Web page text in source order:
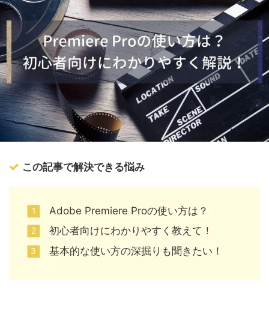
この記事で解決できる悩み
Adobe Premiere Proの使い方は？
初心者向けにわかりやすく教えて！
基本的な使い方の深掘りも聞きたい！